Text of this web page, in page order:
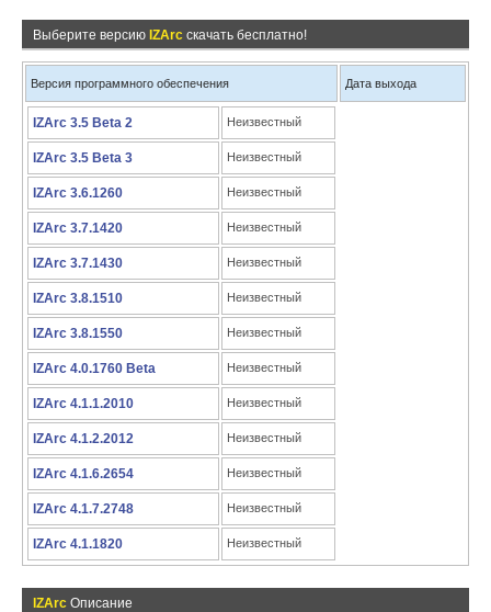
Выберите версию IZArc скачать бесплатно!
Версия программного обеспечения Дата выхода
IZArc 3.5 Beta 2 Неизвестный
IZArc 3.5 Beta 3 Неизвестный
IZArc 3.6.1260 Неизвестный
IZArc 3.7.1420 Неизвестный
IZArc 3.7.1430 Неизвестный
IZArc 3.8.1510 Неизвестный
IZArc 3.8.1550 Неизвестный
IZArc 4.0.1760 Beta Неизвестный
IZArc 4.1.1.2010 Неизвестный
IZArc 4.1.2.2012 Неизвестный
IZArc 4.1.6.2654 Неизвестный
IZArc 4.1.7.2748 Неизвестный
IZArc 4.1.1820 Неизвестный
IZArc Описание